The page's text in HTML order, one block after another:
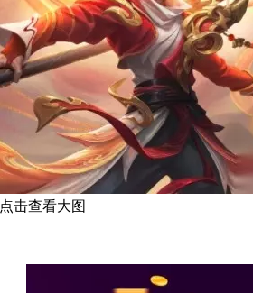
点击查看大图